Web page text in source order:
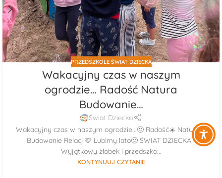
PRZEDSZKOLE ŚWIAT DZIECKA
Wakacyjny czas w naszym
ogrodzie… Radość Natura
Budowanie…
Świat Dziecka
Wakacyjny czas w naszym ogrodzie...🙂 Radość☀️ Natura🌳
Budowanie Relacji🩷 Lubimy lato🙂 ŚWIAT DZIECKA -
Wyjątkowy żłobek i przedszko...
KONTYNUUJ CZYTANIE